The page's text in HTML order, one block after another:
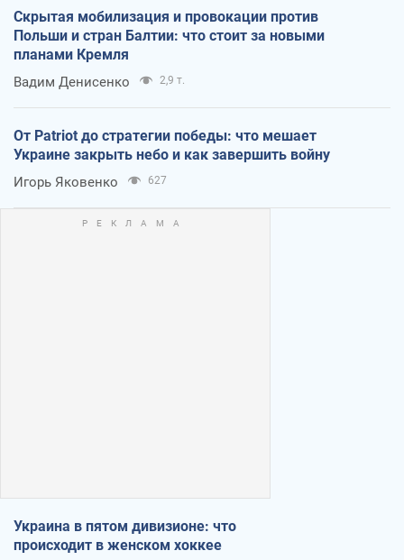
Скрытая мобилизация и провокации против
Польши и стран Балтии: что стоит за новыми
планами Кремля
Вадим Денисенко 2,9 т.
От Patriot до стратегии победы: что мешает
Украине закрыть небо и как завершить войну
Игорь Яковенко 627
Украина в пятом дивизионе: что
происходит в женском хоккее